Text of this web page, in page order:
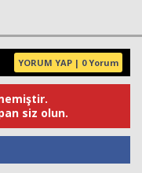
YORUM YAP | 0 Yorum
siz olun.